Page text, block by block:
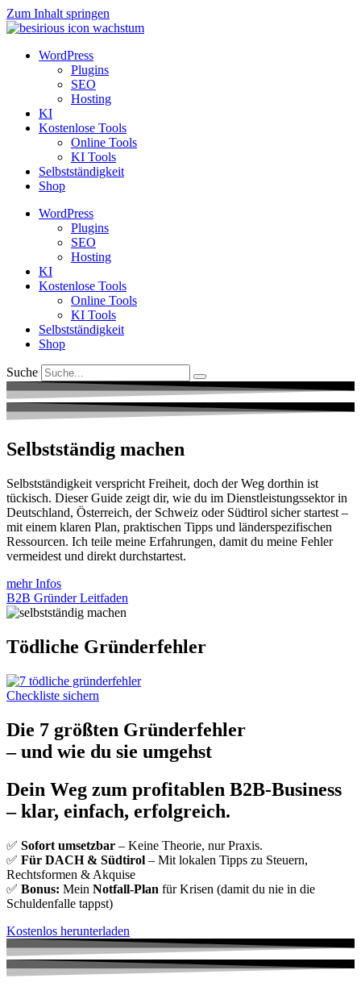
Zum Inhalt springen
WordPress
Plugins
SEO
Hosting
KI
Kostenlose Tools
Online Tools
KI Tools
Selbstständigkeit
Shop
WordPress
Plugins
SEO
Hosting
KI
Kostenlose Tools
Online Tools
KI Tools
Selbstständigkeit
Shop
Suche
Selbstständig machen
Selbstständigkeit verspricht Freiheit, doch der Weg dorthin ist
tückisch. Dieser Guide zeigt dir, wie du im Dienstleistungssektor in
Deutschland, Österreich, der Schweiz oder Südtirol sicher startest –
mit einem klaren Plan, praktischen Tipps und länderspezifischen
Ressourcen. Ich teile meine Erfahrungen, damit du meine Fehler
vermeidest und direkt durchstartest.
mehr Infos
B2B Gründer Leitfaden
Tödliche Gründerfehler
Checkliste sichern
Die 7 größten Gründerfehler
– und wie du sie umgehst
Dein Weg zum profitablen B2B-Business
– klar, einfach, erfolgreich.
✅ Sofort umsetzbar – Keine Theorie, nur Praxis.
✅ Für DACH & Südtirol – Mit lokalen Tipps zu Steuern,
Rechtsformen & Akquise
✅ Bonus: Mein Notfall-Plan für Krisen (damit du nie in die
Schuldenfalle tappst)
Kostenlos herunterladen